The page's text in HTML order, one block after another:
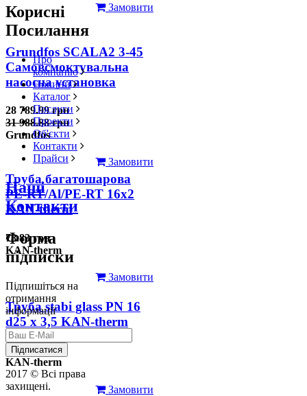
Замовити
Grundfos SCALA2 3-45
Самовсмоктувальна
насосна установка
28 789.99 грн
31 988.88 грн
Grundfos
Замовити
Труба багатошарова
PE-RT/Al/PE-RT 16x2
KAN-therm
78.83 грн
KAN-therm
Замовити
Труба stabi glass PN 16
d25 х 3,5 KAN-therm
126.31 грн
KAN-therm
Замовити
Корисні
Посилання
Про
компанію
Новини
Каталог
Послуги
Проекти
Об'єкти
Контакти
Прайси
Наші
Контакти
Форма
підписки
Підпишіться на
отримання
інформації
Підписатися
2017 © Всі права
захищені.